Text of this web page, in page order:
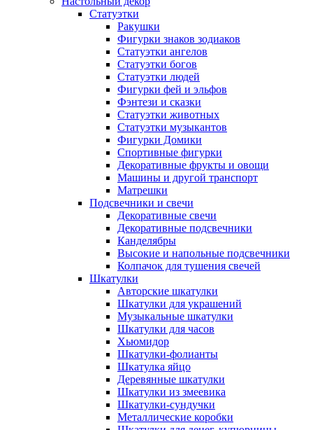
Статуэтки
Ракушки
Фигурки знаков зодиаков
Статуэтки ангелов
Статуэтки богов
Статуэтки людей
Фигурки фей и эльфов
Фэнтези и сказки
Статуэтки животных
Статуэтки музыкантов
Фигурки Домики
Спортивные фигурки
Декоративные фрукты и овощи
Машины и другой транспорт
Матрешки
Подсвечники и свечи
Декоративные свечи
Декоративные подсвечники
Канделябры
Высокие и напольные подсвечники
Колпачок для тушения свечей
Шкатулки
Авторские шкатулки
Шкатулки для украшений
Музыкальные шкатулки
Шкатулки для часов
Хьюмидор
Шкатулки-фолианты
Шкатулка яйцо
Деревянные шкатулки
Шкатулки из змеевика
Шкатулки-сундучки
Металлические коробки